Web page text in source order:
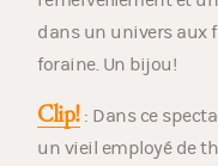
dans un univers aux
foraine. Un bijou!
Clip!: Dans ce
un vieil employé de